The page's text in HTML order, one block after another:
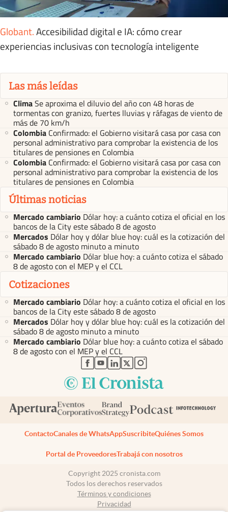
Globant.Accesibilidad digital e IA: cómo crear
experiencias inclusivas con tecnología inteligente
Las más leídas
ClimaSe aproxima el diluvio del año con 48 horas de
tormentas con granizo, fuertes lluvias y ráfagas de viento de
más de 70 km/h
Colombia Confirmado: el Gobierno visitará casa por casa con
personal administrativo para comprobar la existencia de los
titulares de pensiones en Colombia
Colombia Confirmado: el Gobierno visitará casa por casa con
personal administrativo para comprobar la existencia de los
titulares de pensiones en Colombia
Últimas noticias
Mercado cambiario Dólar hoy: a cuánto cotiza el oficial en los
bancos de la City este sábado 8 de agosto
Mercados Dólar hoy y dólar blue hoy: cuál es la cotización del
sábado 8 de agosto minuto a minuto
Mercado cambiario Dólar blue hoy: a cuánto cotiza el sábado
8 de agosto con el MEP y el CCL
Cotizaciones
Mercado cambiario Dólar hoy: a cuánto cotiza el oficial en los
bancos de la City este sábado 8 de agosto
Mercados Dólar hoy y dólar blue hoy: cuál es la cotización del
sábado 8 de agosto minuto a minuto
Mercado cambiario Dólar blue hoy: a cuánto cotiza el sábado
8 de agosto con el MEP y el CCL
abre en nueva pestaña
abre en nueva pestaña
abre en nueva pestaña
abre en nueva pestaña
abre en nueva pestaña
ContactoCanales de WhatsAppSuscribiteQuiénes Somos
Portal de ProveedoresTrabajá con nosotros
Copyright 2025 cronista.com
Todos los derechos reservados
Términos y condiciones
Privacidad